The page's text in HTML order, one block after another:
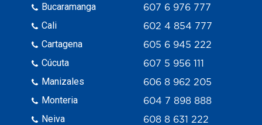
Bucaramanga
Cali
Cartagena
Cúcuta
Manizales
Monteria
Neiva
607 6 976 777
602 4 854 777
605 6 945 222
607 5 956 111
606 8 962 205
604 7 898 888
608 8 631 222